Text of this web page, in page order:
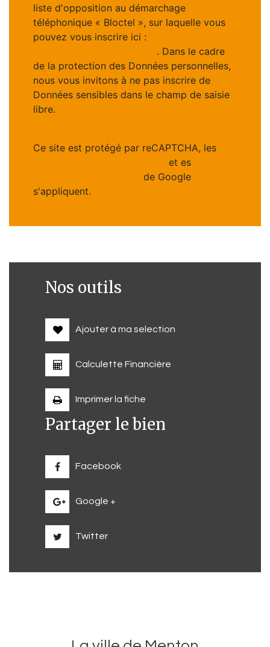
liste d'opposition au démarchage
téléphonique « Bloctel », sur laquelle vous
pouvez vous inscrire ici :
. Dans le cadre
de la protection des Données personnelles,
nous vous invitons à ne pas inscrire de
Données sensibles dans le champ de saisie
libre.
Ce site est protégé par reCAPTCHA, les
et es
de Google
s'appliquent.
Nos outils
Ajouter à ma selection
Calculette Financière
Imprimer la fiche
Partager le bien
Facebook
Google +
Twitter